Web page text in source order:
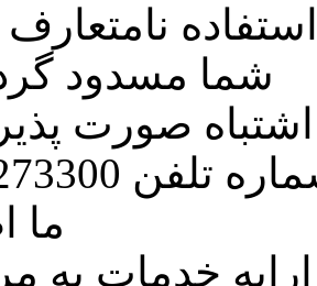
شما مسدود
اشتباه صورت
ما
خدمات به